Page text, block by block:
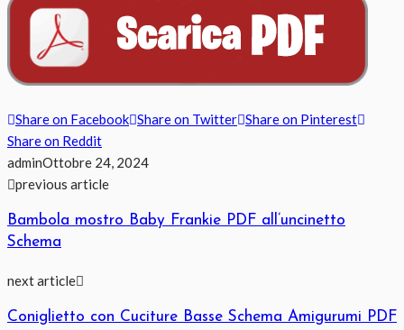
Share on Facebook Share on Twitter Share on Pinterest
Share on Reddit
adminOttobre 24, 2024
previous article
Bambola mostro Baby Frankie PDF all’uncinetto
Schema
next article
Coniglietto con Cuciture Basse Schema Amigurumi PDF